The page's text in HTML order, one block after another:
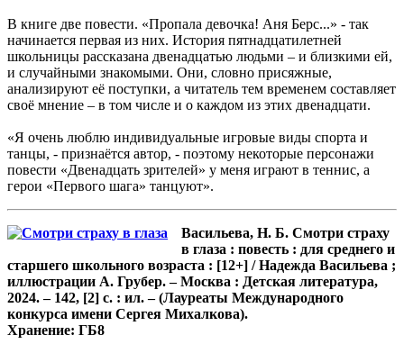
В книге две повести. «Пропала девочка! Аня Берс...» - так
начинается первая из них. История пятнадцатилетней
школьницы рассказана двенадцатью людьми – и близкими ей,
и случайными знакомыми. Они, словно присяжные,
анализируют её поступки, а читатель тем временем составляет
своё мнение – в том числе и о каждом из этих двенадцати.
«Я очень люблю индивидуальные игровые виды спорта и
танцы, - признаётся автор, - поэтому некоторые персонажи
повести «Двенадцать зрителей» у меня играют в теннис, а
герои «Первого шага» танцуют».
Васильева, Н. Б. Смотри страху
в глаза : повесть : для среднего и
старшего школьного возраста : [12+] / Надежда Васильева ;
иллюстрации А. Грубер. – Москва : Детская литература,
2024. – 142, [2] с. : ил. – (Лауреаты Международного
конкурса имени Сергея Михалкова).
Хранение: ГБ8